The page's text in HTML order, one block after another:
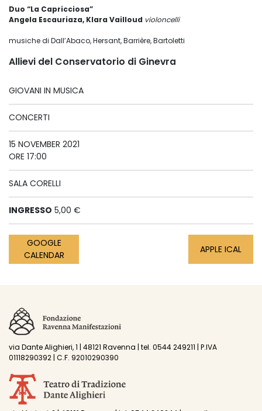
Duo “La Capricciosa”
Angela Escauriaza, Klara Vailloud violoncelli
musiche di Dall’Abaco, Hersant, Barrière, Bartoletti
Allievi del Conservatorio di Ginevra
GIOVANI IN MUSICA
CONCERTI
15 NOVEMBER 2021
ORE 17:00
SALA CORELLI
INGRESSO 5,00 €
GOOGLE
CALENDAR
APPLE ICAL
via Dante Alighieri, 1 | 48121 Ravenna | tel. 0544 249211 | P.IVA
01118290392 | C.F. 92010290390